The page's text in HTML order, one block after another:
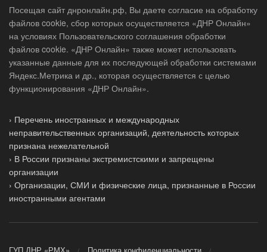
Посещая сайт днронлайн.рф, Вы даете согласие на обработку
файлов cookie, сбор которых осуществляется «ДНР Онлайн»
на условиях Пользовательского соглашения обработки
файлов cookie. «ДНР Онлайн» также может использовать
указанные данные для их последующей обработки системами
Яндекс.Метрика и др., которая осуществляется с целью
функционирования «ДНР Онлайн».
› Перечень иностранных и международных
неправительственных организаций, деятельность которых
признана нежелательной
› В России признаны экстремистскими и запрещены
организации
› Организации, СМИ и физические лица, признанные в России
иностранными агентами